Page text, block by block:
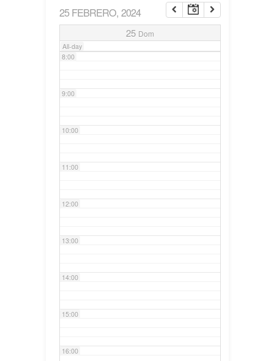
25 FEBRERO, 2024
25 Dom
All-day
7:00
8:00
9:00
10:00
11:00
12:00
13:00
14:00
15:00
16:00